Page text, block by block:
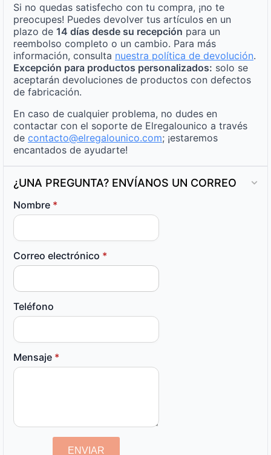
Si no quedas satisfecho con tu compra, ¡no te
preocupes! Puedes devolver tus artículos en un
plazo de 14 días desde su recepción para un
reembolso completo o un cambio. Para más
información, consulta nuestra política de devolución.
Excepción para productos personalizados: solo se
aceptarán devoluciones de productos con defectos
de fabricación.
En caso de cualquier problema, no dudes en
contactar con el soporte de Elregalounico a través
de contacto@elregalounico.com; ¡estaremos
encantados de ayudarte!
¿UNA PREGUNTA? ENVÍANOS UN CORREO
Nombre *
Correo electrónico *
Teléfono
Mensaje *
ENVIAR